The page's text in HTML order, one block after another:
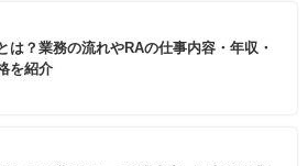
は？業務の流れやRAの仕事内容・年収・
を紹介